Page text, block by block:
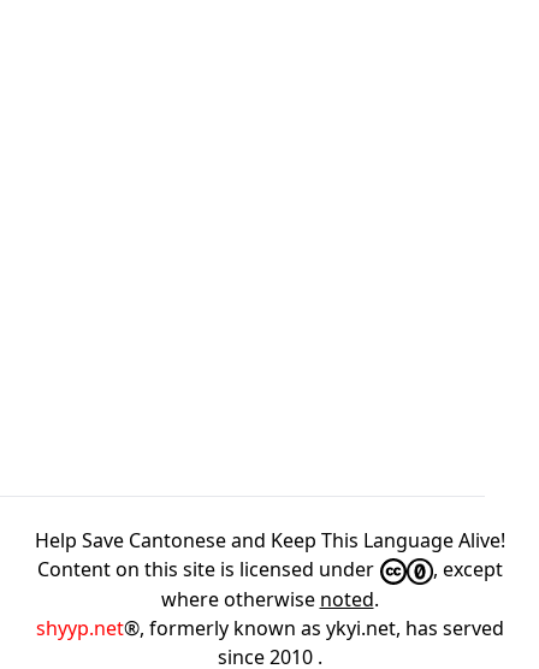
Help Save Cantonese and Keep This Language Alive!
Content on this site is licensed under
, except
where otherwise noted.
shyyp.net®, formerly known as ykyi.net, has served
since 2010 .